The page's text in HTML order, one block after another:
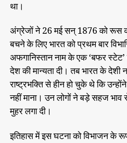
था।
अंग्रेजों ने 26 मई सन् 1876 को रूस की
बचने के लिए भारत को प्रथम बार
अफगानिस्तान नाम के एक ‘बफर
देश की मान्यता दी। तब भारत के
राष्ट्रभक्ति से हीन हो चुके थे कि
नहीं माना। उन लोगों ने बड़े सहज
मुहर लगा दी।
इतिहास में इस घटना को विभाजन के रूप